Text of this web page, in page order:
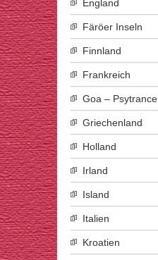
England
Färöer Inseln
Finnland
Frankreich
Goa – Psytrance
Griechenland
Holland
Irland
Island
Italien
Kroatien